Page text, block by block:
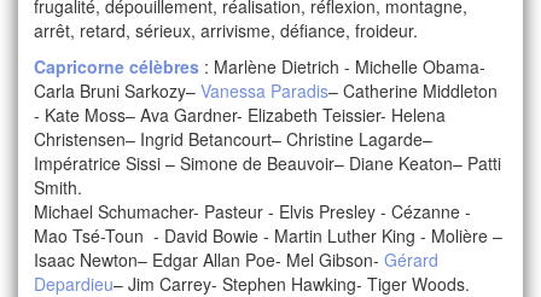
frugalité, dépouillement, réalisation, réflexion, montagne,
arrêt, retard, sérieux, arrivisme, défiance, froideur.
Capricorne célèbres : Marlène Dietrich - Michelle Obama-
Carla Bruni Sarkozy– Vanessa Paradis– Catherine Middleton
- Kate Moss– Ava Gardner- Elizabeth Teissier- Helena
Christensen– Ingrid Betancourt– Christine Lagarde–
Impératrice Sissi – Simone de Beauvoir– Diane Keaton– Patti
Smith.
Michael Schumacher- Pasteur - Elvis Presley - Cézanne -
Mao Tsé-Toun - David Bowie - Martin Luther King - Molière –
Isaac Newton– Edgar Allan Poe- Mel Gibson- Gérard
Depardieu– Jim Carrey- Stephen Hawking- Tiger Woods.